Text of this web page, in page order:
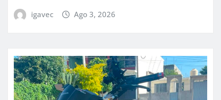
igavec Ago 3, 2026